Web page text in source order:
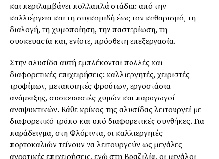
και περιλαμβάνει πολλαπλά στάδια: από την
καλλιέργεια και τη συγκομιδή έως τον καθαρισμό, τη
διαλογή, τη χυμοποίηση, την παστερίωση, τη
συσκευασία και, ενίοτε, πρόσθετη επεξεργασία.
Στην αλυσίδα αυτή εμπλέκονται πολλές και
διαφορετικές επιχειρήσεις: καλλιεργητές, χειριστές
τροφίμων, μεταποιητές φρούτων, εργοστάσια
ανάμειξης, συσκευαστές χυμών και παραγωγοί
αναψυκτικών. Κάθε κρίκος της αλυσίδας λειτουργεί με
διαφορετικό τρόπο και υπό διαφορετικές συνθήκες. Για
παράδειγμα, στη Φλόριντα, οι καλλιεργητές
πορτοκαλιών τείνουν να λειτουργούν ως μεγάλες
αγροτικές επιχειρήσεις, ενώ στη Βραζιλία, οι μεγάλοι